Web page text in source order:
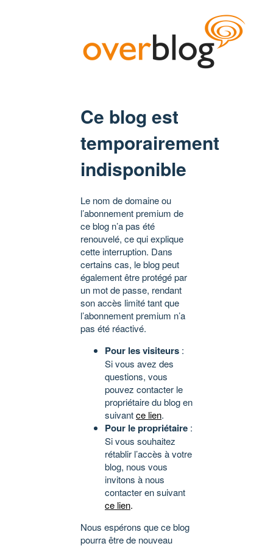
Ce blog est
temporairement
indisponible
Le nom de domaine ou
l’abonnement premium de
ce blog n’a pas été
renouvelé, ce qui explique
cette interruption. Dans
certains cas, le blog peut
également être protégé par
un mot de passe, rendant
son accès limité tant que
l’abonnement premium n’a
pas été réactivé.
Pour les visiteurs :
Si vous avez des
questions, vous
pouvez contacter le
propriétaire du blog en
suivantce lien.
Pour le propriétaire :
Si vous souhaitez
rétablir l’accès à votre
blog, nous vous
invitons à nous
contacter en suivant
ce lien.
Nous espérons que ce blog
pourra être de nouveau